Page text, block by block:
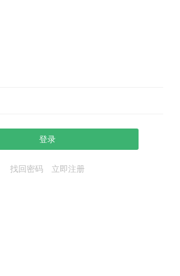
登录
找回密码 立即注册